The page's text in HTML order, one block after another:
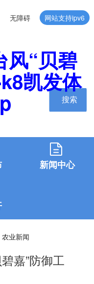
无障碍 网站支持ipv6
风“贝碧
凯发体
搜索
新闻中心
农业新闻
嘉”防御工